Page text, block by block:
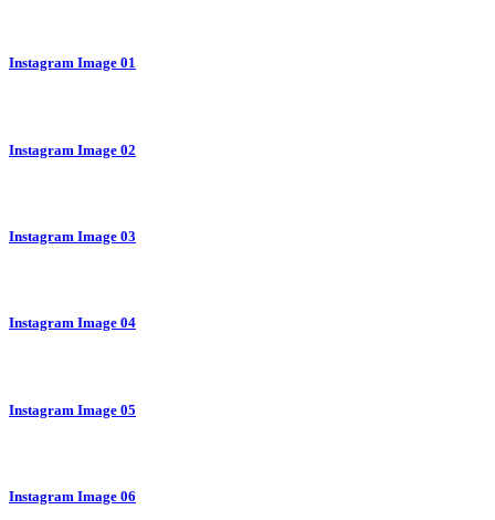
Instagram Image 01
Instagram Image 02
Instagram Image 03
Instagram Image 04
Instagram Image 05
Instagram Image 06